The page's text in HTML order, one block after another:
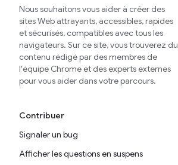
Nous souhaitons vous aider à créer des
sites Web attrayants, accessibles, rapides
et sécurisés, compatibles avec tous les
navigateurs. Sur ce site, vous trouverez du
contenu rédigé par des membres de
l'équipe Chrome et des experts externes
pour vous aider dans votre parcours.
Contribuer
Signaler un bug
Afficher les questions en suspens